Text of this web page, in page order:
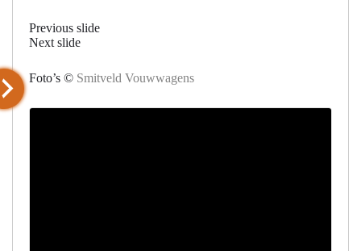
Previous slide
Next slide
Foto’s © Smitveld Vouwwagens